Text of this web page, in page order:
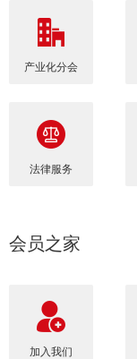
产业化分会
法律服务
会员之家
加入我们